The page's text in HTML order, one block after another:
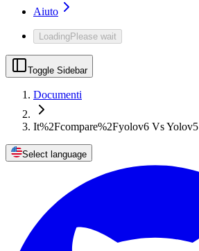
Aiuto
LoadingPlease wait
Toggle Sidebar
Documenti
It%2Fcompare%2Fyolov6 Vs Yolov5
Select language